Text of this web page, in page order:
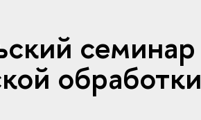
семинар
обработки